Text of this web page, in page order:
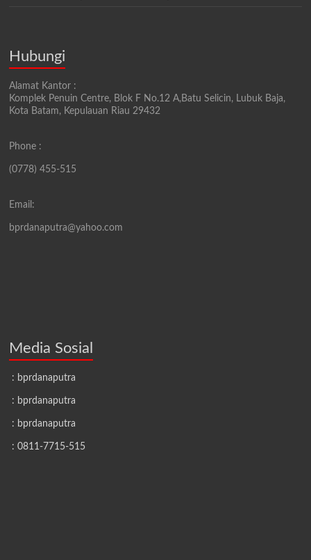
Hubungi
Alamat Kantor :
Komplek Penuin Centre, Blok F No.12 A,Batu Selicin, Lubuk Baja,
Kota Batam, Kepulauan Riau 29432
Phone :
(0778) 455-515
Email:
bprdanaputra@yahoo.com
Media Sosial
: bprdanaputra
: bprdanaputra
: bprdanaputra
: 0811-7715-515